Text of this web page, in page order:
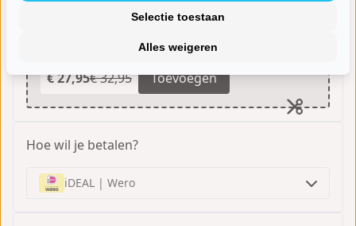
Handig als naslagwerk.
€ 27,95€ 32,95 Toevoegen
Hoe wil je betalen?
iDEAL | Wero
Alles weigeren
Selectie toestaan